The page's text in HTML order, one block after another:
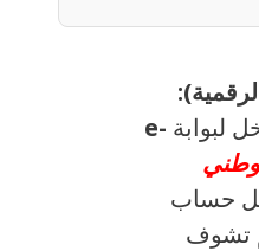
e-
حساب
تشوف